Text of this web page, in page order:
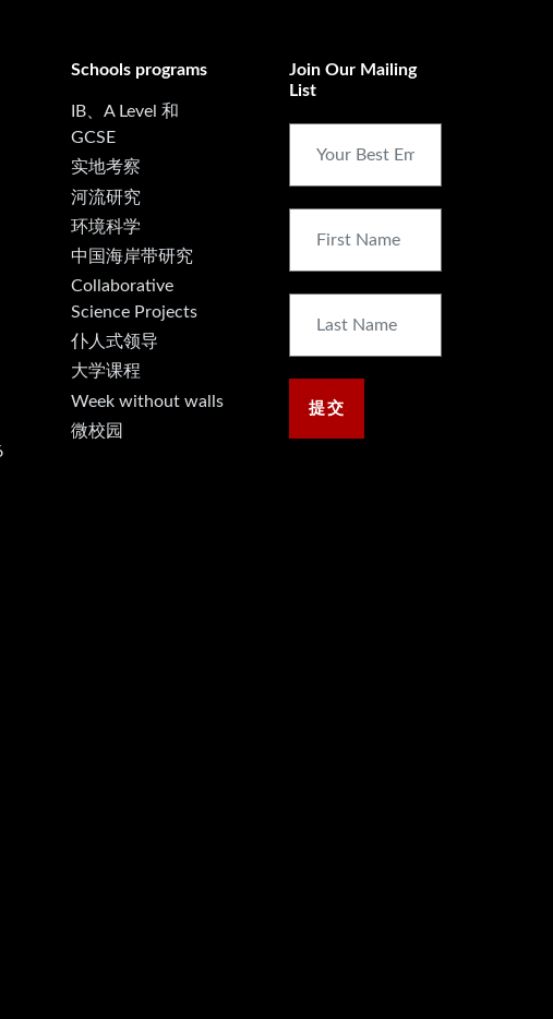
Schools programs
IB、A Level 和
GCSE
实地考察
河流研究
环境科学
中国海岸带研究
Collaborative
Science Projects
仆人式领导
大学课程
Week without walls
微校园
Join Our Mailing
List